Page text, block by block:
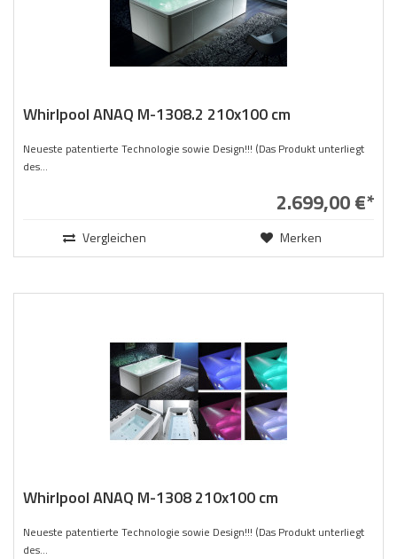
Whirlpool ANAQ M-1308.2 210x100 cm
Neueste patentierte Technologie sowie Design!!! (Das Produkt unterliegt
des...
2.699,00 €*
Vergleichen Merken
Whirlpool ANAQ M-1308 210x100 cm
Neueste patentierte Technologie sowie Design!!! (Das Produkt unterliegt
des...